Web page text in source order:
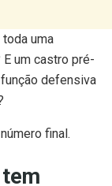
uma
um castro pré-
defensiva
final.